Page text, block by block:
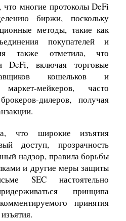
многие протоколы DeFi
биржи, поскольку
методы, такие как
покупателей и
также отметила, что
DeFi, включая торговые
кошельков и
маркет-мейкеров, часто
дилеров, получая
что широкие изъятия
доступ, прозрачность
надзор, правила борьбы
и другие меры защиты
SEC настоятельно
принципа
принятия